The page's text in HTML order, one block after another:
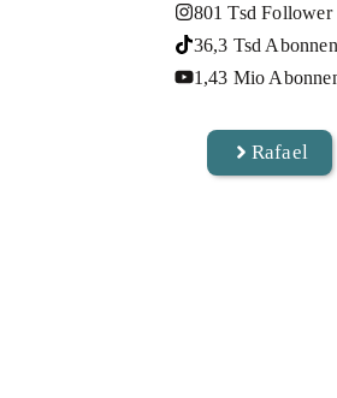
801 Tsd Follower
36,3 Tsd
1,43 Mio
Rafael